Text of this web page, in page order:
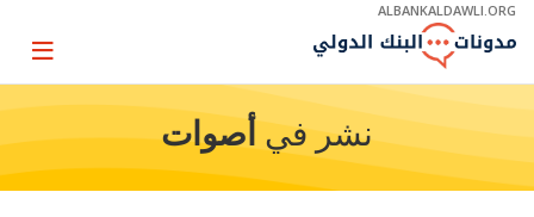
Skip
Main
ALBANKALDAWLI.ORG
Page
نشر في أصوات